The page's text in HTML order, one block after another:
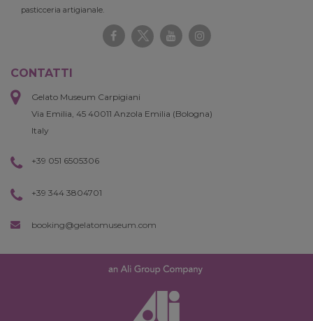
pasticceria artigianale.
CONTATTI
Gelato Museum Carpigiani
Via Emilia, 45 40011 Anzola Emilia (Bologna)
Italy
+39 051 6505306
+39 344 3804701
booking@gelatomuseum.com